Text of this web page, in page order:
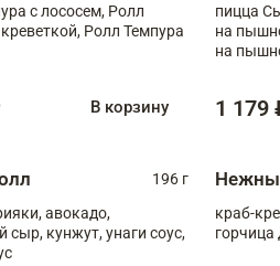
с лососем, Ролл
Ролл Темпура
В корзину
пицца
на пышном, пицца Аль
на
1 179
196 г
авокадо,
сыр, кунжут, унаги соус,
краб-